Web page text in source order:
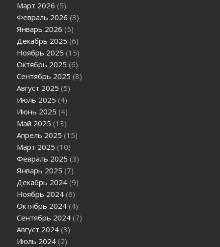
Март 2026 (5)
Февраль 2026 (3)
Январь 2026 (5)
Декабрь 2025 (6)
Ноябрь 2025 (15)
Октябрь 2025 (6)
Сентябрь 2025 (8)
Август 2025 (5)
Июль 2025 (4)
Июнь 2025 (4)
Май 2025 (13)
Апрель 2025 (15)
Март 2025 (10)
Февраль 2025 (3)
Январь 2025 (7)
Декабрь 2024 (9)
Ноябрь 2024 (6)
Октябрь 2024 (4)
Сентябрь 2024 (7)
Август 2024 (3)
Июль 2024 (2)